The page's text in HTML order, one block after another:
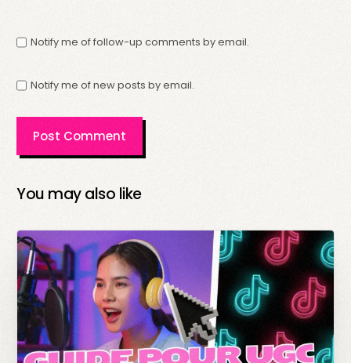
Notify me of follow-up comments by email.
Notify me of new posts by email.
You may also like